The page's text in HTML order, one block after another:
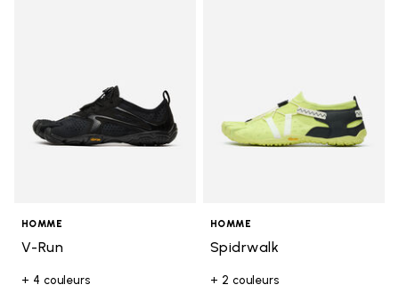
HOMME
V-Run
+ 4 couleurs
HOMME
Spidrwalk
+ 2 couleurs